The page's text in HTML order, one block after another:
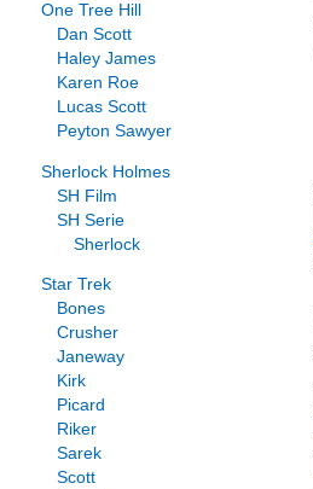
One Tree Hill
Dan Scott
Haley James
Karen Roe
Lucas Scott
Peyton Sawyer
Sherlock Holmes
SH Film
SH Serie
Sherlock
Star Trek
Bones
Crusher
Janeway
Kirk
Picard
Riker
Sarek
Scott